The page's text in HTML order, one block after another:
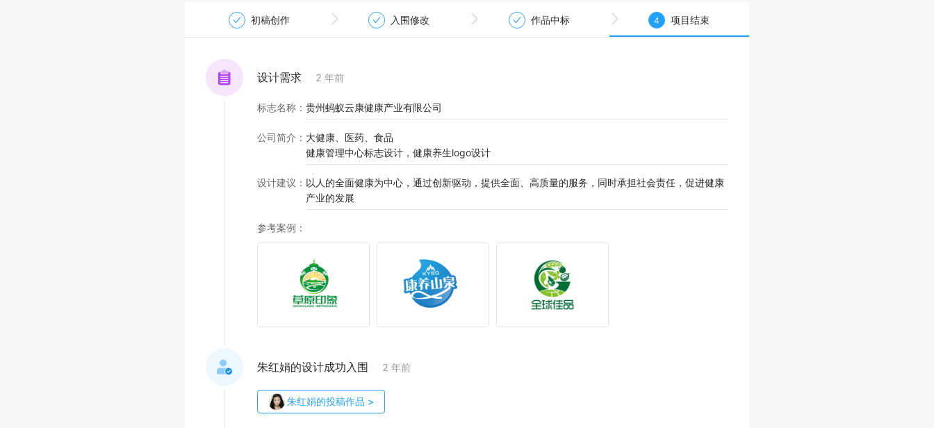
初稿创作 入围修改 作品中标 4 项目结束
设计需求 2 年前
标志名称 ： 贵州蚂蚁云康健康产业有限公司
公司简介 ： 大健康、医药、食品
健康管理中心标志设计，健康养生logo设计
设计建议 ： 以人的全面健康为中心，通过创新驱动，提供全面、高质量的服务，同时承担社会责任，促进健康
产业的发展
参考案例 ：
朱红娟的设计成功入围 2 年前
朱红娟的投稿作品 >